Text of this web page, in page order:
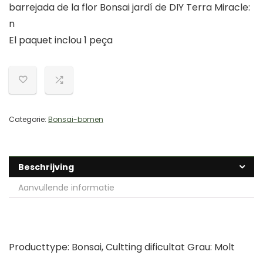
barrejada de la flor Bonsai jardí de DIY Terra Miracle:
n
El paquet inclou 1 peça
Categorie: Bonsai-bomen
Beschrijving
Aanvullende informatie
Producttype: Bonsai, Cultting dificultat Grau: Molt